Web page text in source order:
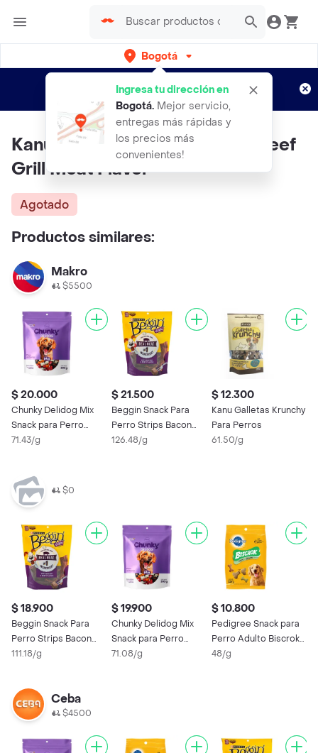
Bogotá
Ingresa tu dirección en
Bogotá. Mejor servicio,
entregas más rápidas y
los precios más
convenientes!
envíos gratis por semanas
Aplican TyC
Kanu Snack Para Perro Jerky Beef
Grill Meat Flavor
Agotado
Productos similares:
Makro
$5500
$ 20.000
Chunky Delidog Mix
Snack para Perro
280g
71.43/g
$ 21.500
Beggin Snack Para
Perro Strips Bacon
Beef
126.48/g
$ 12.300
Kanu Galletas Krunchy
Para Perros
61.50/g
$0
$ 18.900
Beggin Snack Para
Perro Strips Bacon
Beef
111.18/g
$ 19.900
Chunky Delidog Mix
Snack para Perro
280g
71.08/g
$ 10.800
Pedigree Snack para
Perro Adulto Biscrok
Multi
48/g
Ceba
$4500